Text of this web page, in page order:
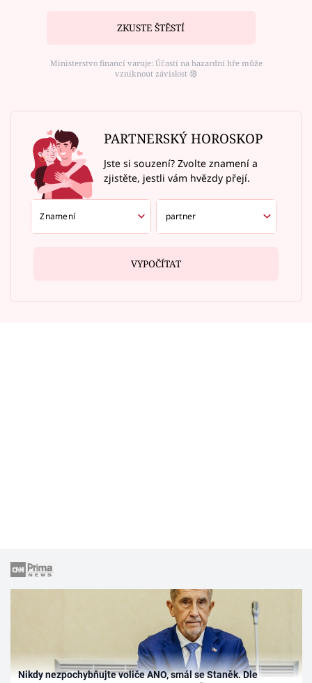
ZKUSTE ŠTĚSTÍ
Ministerstvo financí varuje: Účastí na hazardní hře může
vzniknout závislost ⑱
PARTNERSKÝ HOROSKOP
Jste si souzení? Zvolte znamení a
zjistěte, jestli vám hvězdy přejí.
VYPOČÍTAT
Nikdy nezpochybňujte voliče ANO, smál se Staněk. Dle